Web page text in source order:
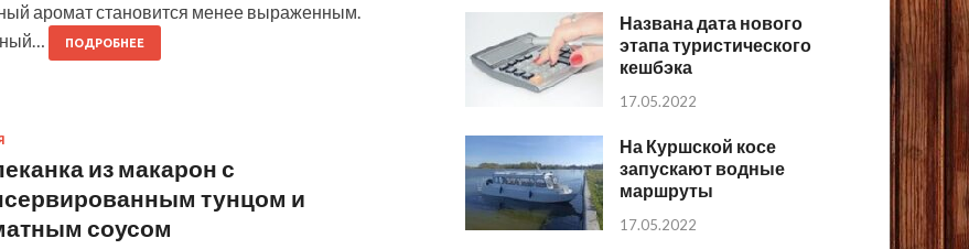
аромат становится менее выраженным.
ПОДРОБНЕЕ
из макарон с
тунцом и
соусом
Названа дата нового
этапа туристического
кешбэка
17.05.2022
На Куршской косе
запускают водные
маршруты
17.05.2022